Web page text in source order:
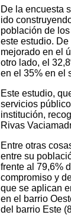
De la encuesta
ido
población de
este estudio.
mejorado en el
otro lado, el
en el 35% en el
Este estudio,
servicios
institución,
Rivas
Entre otras
entre su
frente al 79,6%
compromiso y
que se aplican
en el barrio
del barrio Este